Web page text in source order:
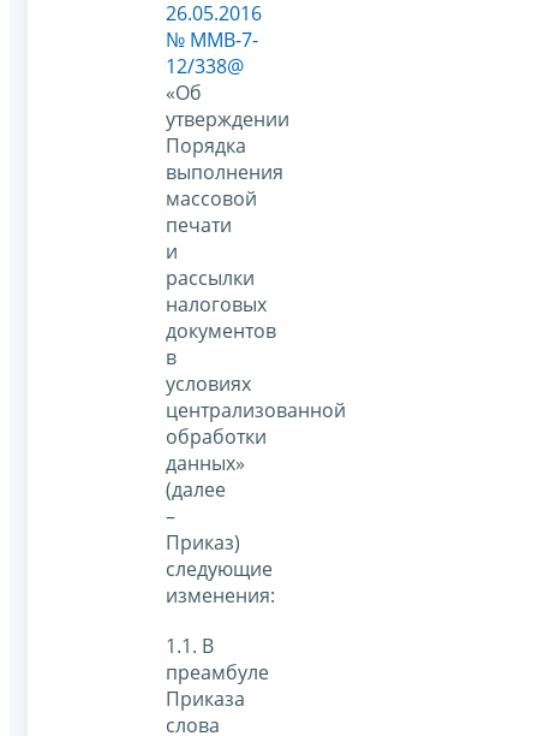
26.05.2016
№ ММВ-7-
12/338@
«Об
утверждении
Порядка
выполнения
массовой
печати
и
рассылки
налоговых
документов
в
условиях
централизованной
обработки
данных»
(далее
–
Приказ)
следующие
изменения:
1.1. В
преамбуле
Приказа
слова